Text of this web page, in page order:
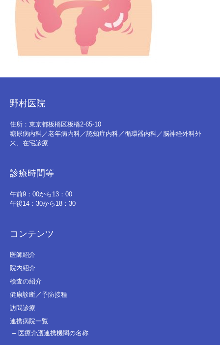
野村医院
住所：東京都板橋区板橋2-65-10
糖尿病内科／老年病内科／認知症内科／循環器内科／脳神経外科外
来、在宅診療
診療時間等
午前9：00から13：00
午後14：30から18：30
コンテンツ
医師紹介
院内紹介
検査の紹介
健康診断／予防接種
訪問診療
連携病院一覧
医療介護連携機関の名称